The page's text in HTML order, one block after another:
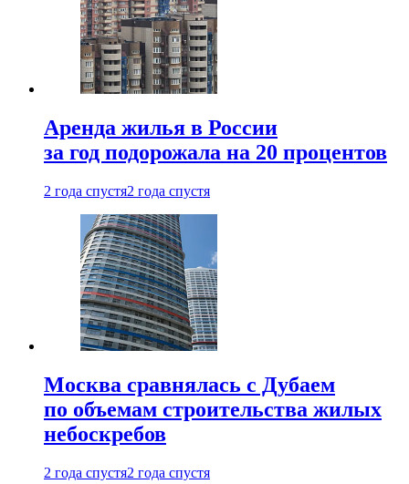
Аренда жилья в России
за год подорожала на 20 процентов
2 года спустя2 года спустя
Москва сравнялась с Дубаем
по объемам строительства жилых
небоскребов
2 года спустя2 года спустя